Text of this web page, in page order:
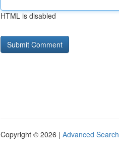
HTML is disabled
Copyright © 2026 | Advanced Search